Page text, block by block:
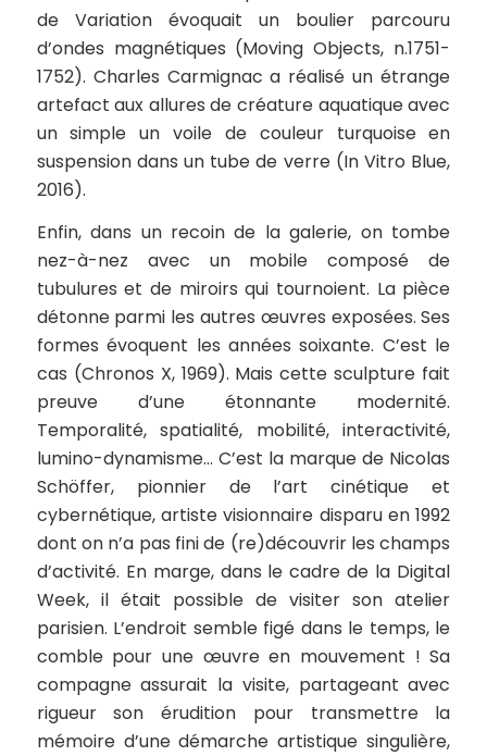
de Variation évoquait un boulier parcouru
d’ondes magnétiques (Moving Objects, n.1751-
1752). Charles Carmignac a réalisé un étrange
artefact aux allures de créature aquatique avec
un simple un voile de couleur turquoise en
suspension dans un tube de verre (In Vitro Blue,
2016).
Enfin, dans un recoin de la galerie, on tombe
nez-à-nez avec un mobile composé de
tubulures et de miroirs qui tournoient. La pièce
détonne parmi les autres œuvres exposées. Ses
formes évoquent les années soixante. C’est le
cas (Chronos X, 1969). Mais cette sculpture fait
preuve d’une étonnante modernité.
Temporalité, spatialité, mobilité, interactivité,
lumino-dynamisme… C’est la marque de Nicolas
Schöffer, pionnier de l’art cinétique et
cybernétique, artiste visionnaire disparu en 1992
dont on n’a pas fini de (re)découvrir les champs
d’activité. En marge, dans le cadre de la Digital
Week, il était possible de visiter son atelier
parisien. L’endroit semble figé dans le temps, le
comble pour une œuvre en mouvement ! Sa
compagne assurait la visite, partageant avec
rigueur son érudition pour transmettre la
mémoire d’une démarche artistique singulière,